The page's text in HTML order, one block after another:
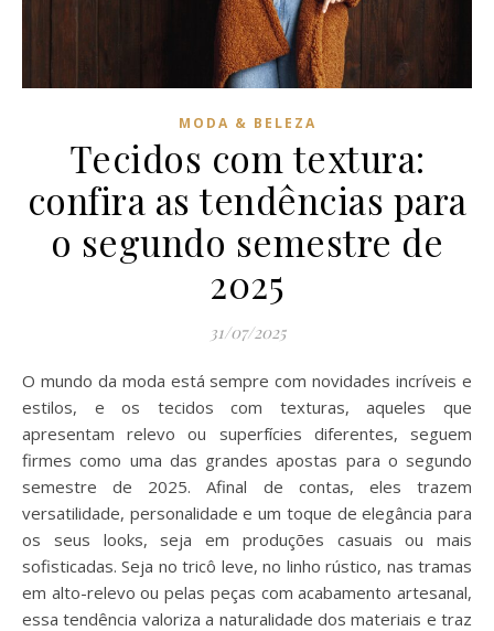
MODA & BELEZA
Tecidos com textura:
confira as tendências para
o segundo semestre de
2025
31/07/2025
O mundo da moda está sempre com novidades incríveis e
estilos, e os tecidos com texturas, aqueles que
apresentam relevo ou superfícies diferentes, seguem
firmes como uma das grandes apostas para o segundo
semestre de 2025. Afinal de contas, eles trazem
versatilidade, personalidade e um toque de elegância para
os seus looks, seja em produções casuais ou mais
sofisticadas. Seja no tricô leve, no linho rústico, nas tramas
em alto-relevo ou pelas peças com acabamento artesanal,
essa tendência valoriza a naturalidade dos materiais e traz